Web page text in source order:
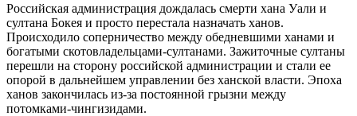
Российская администрация дождалась смерти хана Уали и
султана Бокея и просто перестала назначать ханов.
Происходило соперничество между обедневшими ханами и
богатыми скотовладельцами-султанами. Зажиточные султаны
перешли на сторону российской администрации и стали ее
опорой в дальнейшем управлении без ханской власти. Эпоха
ханов закончилась из-за постоянной грызни между
потомками-чингизидами.